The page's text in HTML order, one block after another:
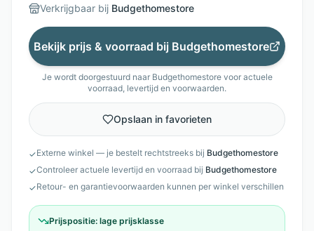
Verkrijgbaar bij Budgethomestore
Bekijk prijs & voorraad bij Budgethomestore
Je wordt doorgestuurd naar Budgethomestorevoor actuele
voorraad, levertijd en voorwaarden.
Opslaan in favorieten
✓Externe winkel — je bestelt rechtstreeks bij Budgethomestore
✓Controleer actuele levertijd en voorraad bij Budgethomestore
✓Retour- en garantievoorwaarden kunnen per winkel verschillen
Prijspositie: lage prijsklasse